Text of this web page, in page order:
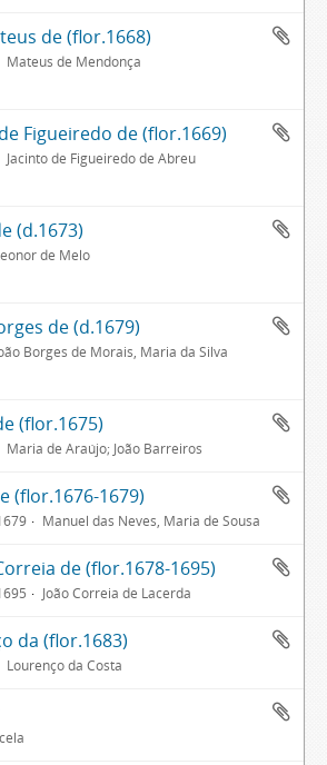
de (flor.1668)
Mateus de Mendonça
Figueiredo de (flor.1669)
Jacinto de Figueiredo de Abreu
(d.1673)
de Melo
de (d.1679)
Borges de Morais, Maria da Silva
(flor.1675)
Maria de Araújo; João Barreiros
(flor.1676-1679)
Manuel das Neves, Maria de Sousa
de (flor.1678-1695)
João Correia de Lacerda
da (flor.1683)
Lourenço da Costa